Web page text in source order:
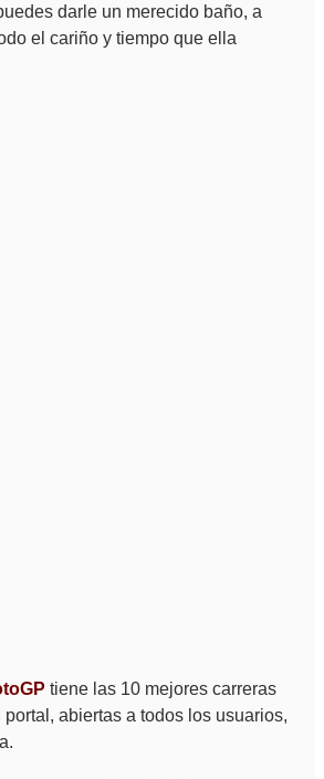
darle un merecido baño, a
el cariño y tiempo que ella
tiene las 10 mejores carreras
abiertas a todos los usuarios,